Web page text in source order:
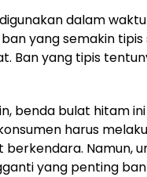
dalam
yang semakin
Ban yang tipis
benda bulat hitam
harus
berkendara. Namun,
yang penting